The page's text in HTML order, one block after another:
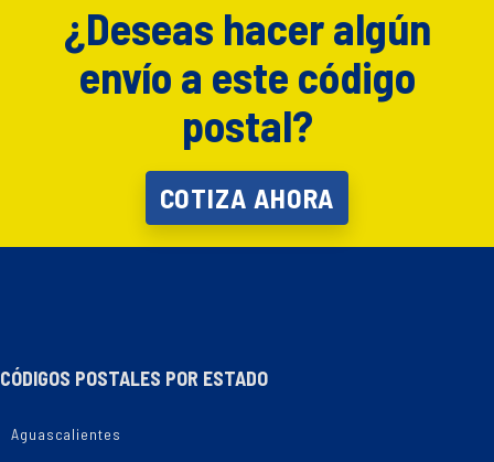
¿Deseas hacer algún
envío a este código
postal?
COTIZA AHORA
CÓDIGOS POSTALES POR ESTADO
Aguascalientes